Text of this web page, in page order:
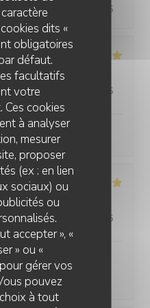
dits «
obligatoires
défaut.
facultatifs
votre
Ces cookies
à analyser
mesurer
proposer
(ex : en lien
sociaux) ou
ou
accepter », «
» ou «
gérer vos
pouvez
à tout
: 4/5 Qualité / Prix /5
:5/5 /5
:5/5 Qualité / Prix /5
rapport qualité prix.